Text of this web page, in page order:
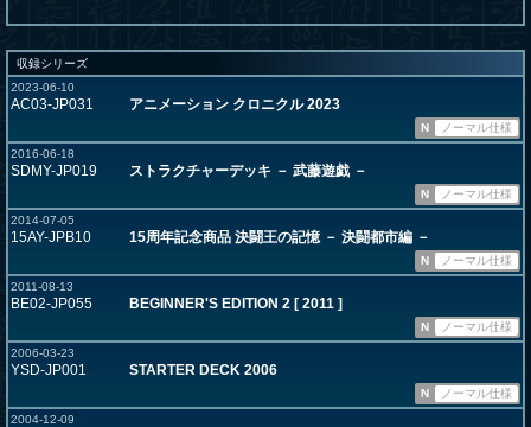
収録シリーズ
2023-06-10
AC03-JP031 アニメーション クロニクル 2023
N
ノーマル仕様
2016-06-18
SDMY-JP019 ストラクチャーデッキ － 武藤遊戯 －
N
ノーマル仕様
2014-07-05
15AY-JPB10 15周年記念商品 決闘王の記憶 － 決闘都市編 －
N
ノーマル仕様
2011-08-13
BE02-JP055 BEGINNER'S EDITION 2 [ 2011 ]
N
ノーマル仕様
2006-03-23
YSD-JP001 STARTER DECK 2006
N
ノーマル仕様
2004-12-09